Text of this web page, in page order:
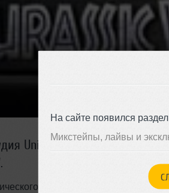
На сайте появился раздел
Микстейпы, лайвы и
Universal Pictures назвала
фильма о динозаврах